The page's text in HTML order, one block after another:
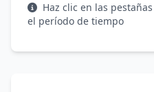
Haz clic en las
el período de tiempo